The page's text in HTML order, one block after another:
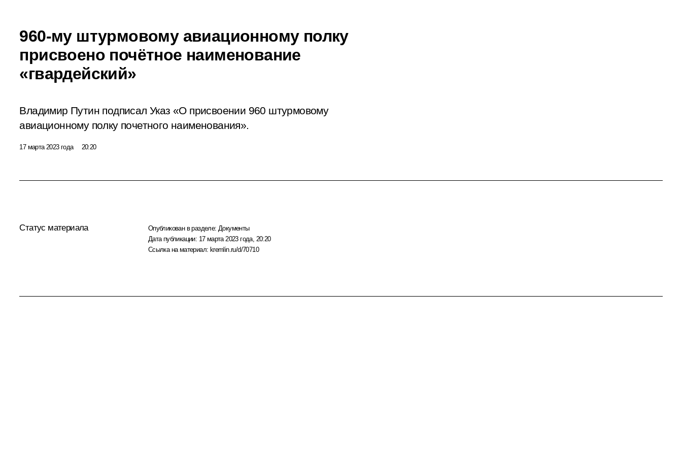
960-му штурмовому авиационному полку
присвоено почётное наименование
«гвардейский»
Владимир Путин подписал Указ «О присвоении 960 штурмовому
авиационному полку почетного наименования».
17 марта 2023 года 20:20
Статус материала Опубликован в разделе: Документы
Дата публикации: 17 марта 2023 года, 20:20
Ссылка на материал: kremlin.ru/d/70710